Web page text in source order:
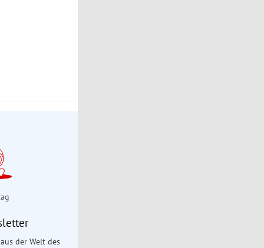
der Welt des